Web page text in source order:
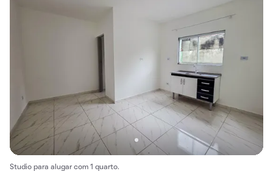
Studio para alugar com 1 quarto.